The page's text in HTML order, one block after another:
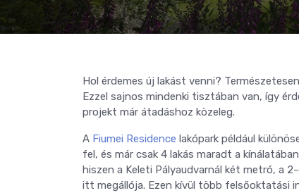
Hol érdemes új lakást venni?
Ezzel sajnos mindenki tisztában van, így
projekt már átadáshoz közeleg.
A Fiumei Residence lakópark például
fel, és már csak 4 lakás maradt a
hiszen a Keleti Pályaudvarnál két metró, a
itt megállója. Ezen kívül több felsőoktatási